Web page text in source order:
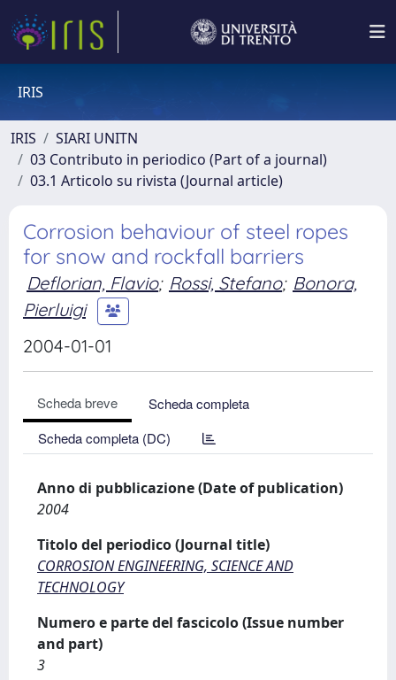
IRIS
IRIS
SIARI UNITN
03 Contributo in periodico (Part of a journal)
03.1 Articolo su rivista (Journal article)
Corrosion behaviour of steel ropes
for snow and rockfall barriers
Deflorian, Flavio; Rossi, Stefano; Bonora,
Pierluigi
2004-01-01
Scheda breve
Scheda completa
Scheda completa (DC)
Anno di pubblicazione (Date of publication)
2004
Titolo del periodico (Journal title)
CORROSION ENGINEERING, SCIENCE AND
TECHNOLOGY
Numero e parte del fascicolo (Issue number
and part)
3